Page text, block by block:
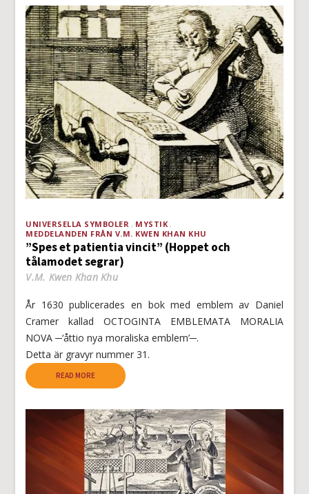
UNIVERSELLA SYMBOLER
MYSTIK
MEDDELANDEN FRÅN V.M. KWEN KHAN KHU
”Spes et patientia vincit” (Hoppet och
tålamodet segrar)
V.M. Kwen Khan Khu
År 1630 publicerades en bok med emblem av Daniel
Cramer kallad OCTOGINTA EMBLEMATA MORALIA
NOVA ─‘åttio nya moraliska emblem’─.
Detta är gravyr nummer 31.
READ MORE